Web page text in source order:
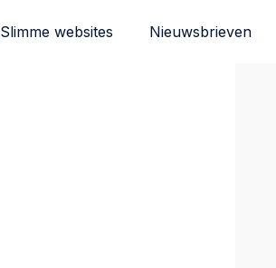
Slimme websites Nieuwsbrieven